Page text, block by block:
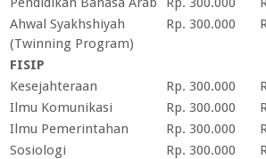
Ahwal Syakhshiyah
(Twinning Program)
Rp. 300.000
FISIP
Kesejahteraan
Rp. 300.000
Ilmu Komunikasi
Rp. 300.000
Ilmu Pemerintahan
Rp. 300.000
Sosiologi
Rp. 300.000